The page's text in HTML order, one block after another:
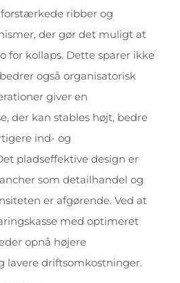
ribber og
der gør det muligt at
for kollaps. Dette sparer ikke
også organisatorisk
giver en
der kan stables højt, bedre
ind- og
pladseffektive design er
som detailhandel og
er afgørende. Ved at
med optimeret
opnå højere
lavere driftsomkostninger.